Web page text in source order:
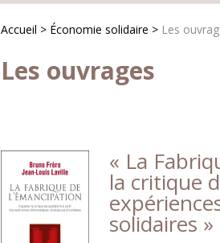
Accueil > Économie solidaire > Les
Les ouvrages
« La
la critique
solidaires »